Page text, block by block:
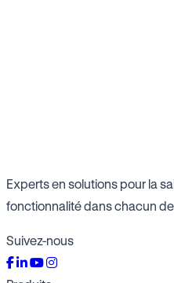
Experts en solutions pour la
fonctionnalité dans chacun
Suivez-nous